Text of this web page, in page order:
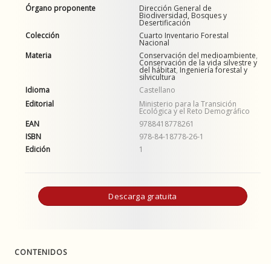
Órgano proponente Dirección General de
Biodiversidad, Bosques y
Desertificación
Colección
Cuarto Inventario Forestal
Nacional
Materia
Conservación del medioambiente,
Conservación de la vida silvestre y
del hábitat, Ingeniería forestal y
silvicultura
Idioma
Castellano
Editorial
Ministerio para la Transición
Ecológica y el Reto Demográfico
EAN
9788418778261
ISBN
978-84-18778-26-1
Edición
1
Descarga gratuita
CONTENIDOS